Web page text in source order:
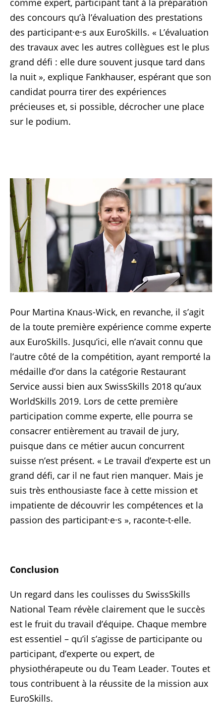
comme expert, participant tant à la préparation
des concours qu’à l’évaluation des prestations
des participant·e·s aux EuroSkills. « L’évaluation
des travaux avec les autres collègues est le plus
grand défi : elle dure souvent jusque tard dans
la nuit », explique Fankhauser, espérant que son
candidat pourra tirer des expériences
précieuses et, si possible, décrocher une place
sur le podium.
Pour Martina Knaus-Wick, en revanche, il s’agit
de la toute première expérience comme experte
aux EuroSkills. Jusqu’ici, elle n’avait connu que
l’autre côté de la compétition, ayant remporté la
médaille d’or dans la catégorie Restaurant
Service aussi bien aux SwissSkills 2018 qu’aux
WorldSkills 2019. Lors de cette première
participation comme experte, elle pourra se
consacrer entièrement au travail de jury,
puisque dans ce métier aucun concurrent
suisse n’est présent. « Le travail d’experte est un
grand défi, car il ne faut rien manquer. Mais je
suis très enthousiaste face à cette mission et
impatiente de découvrir les compétences et la
passion des participant·e·s », raconte-t-elle.
Conclusion
Un regard dans les coulisses du SwissSkills
National Team révèle clairement que le succès
est le fruit du travail d’équipe. Chaque membre
est essentiel – qu’il s’agisse de participante ou
participant, d’experte ou expert, de
physiothérapeute ou du Team Leader. Toutes et
tous contribuent à la réussite de la mission aux
EuroSkills.